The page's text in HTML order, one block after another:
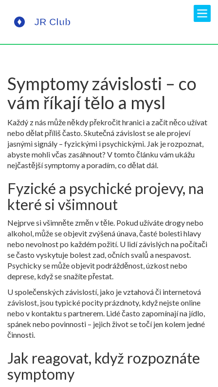
Symptomy závislosti – co
vám říkají tělo a mysl
Každý z nás může někdy překročit hranici a začít něco užívat
nebo dělat příliš často. Skutečná závislost se ale projeví
jasnými signály – fyzickými i psychickými. Jak je rozpoznat,
abyste mohli včas zasáhnout? V tomto článku vám ukážu
nejčastější symptomy a poradím, co dělat dál.
Fyzické a psychické projevy, na
které si všimnout
Nejprve si všimněte změn v těle. Pokud užíváte drogy nebo
alkohol, může se objevit zvýšená únava, časté bolesti hlavy
nebo nevolnost po každém požití. U lidí závislých na počítači
se často vyskytuje bolest zad, očních svalů a nespavost.
Psychicky se může objevit podrážděnost, úzkost nebo
deprese, když se snažíte přestat.
U společenských závislostí, jako je vztahová či internetová
závislost, jsou typické pocity prázdnoty, když nejste online
nebo v kontaktu s partnerem. Lidé často zapomínají na jídlo,
spánek nebo povinnosti – jejich život se točí jen kolem jedné
činnosti.
Jak reagovat, když rozpoznáte
symptomy